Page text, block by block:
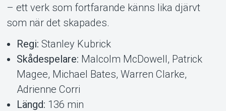
– ett verk som fortfarande känns lika djärvt
som när det skapades.
Regi: Stanley Kubrick
Skådespelare: Malcolm McDowell, Patrick
Magee, Michael Bates, Warren Clarke,
Adrienne Corri
Längd: 136 min